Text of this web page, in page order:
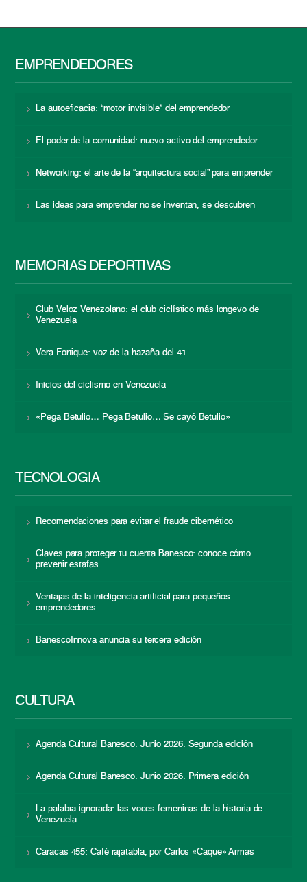
EMPRENDEDORES
La autoeficacia: “motor invisible” del emprendedor
El poder de la comunidad: nuevo activo del emprendedor
Networking: el arte de la “arquitectura social” para emprender
Las ideas para emprender no se inventan, se descubren
MEMORIAS DEPORTIVAS
Club Veloz Venezolano: el club ciclístico más longevo de
Venezuela
Vera Fortique: voz de la hazaña del 41
Inicios del ciclismo en Venezuela
«Pega Betulio… Pega Betulio… Se cayó Betulio»
TECNOLOGÍA
Recomendaciones para evitar el fraude cibernético
Claves para proteger tu cuenta Banesco: conoce cómo
prevenir estafas
Ventajas de la inteligencia artificial para pequeños
emprendedores
BanescoInnova anuncia su tercera edición
CULTURA
Agenda Cultural Banesco. Junio 2026. Segunda edición
Agenda Cultural Banesco. Junio 2026. Primera edición
La palabra ignorada: las voces femeninas de la historia de
Venezuela
Caracas 455: Café rajatabla, por Carlos «Caque» Armas